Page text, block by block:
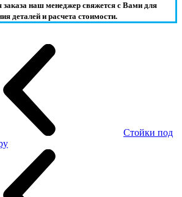
наш менеджер свяжется с Вами для
деталей и расчета стоимости.
Стойки под